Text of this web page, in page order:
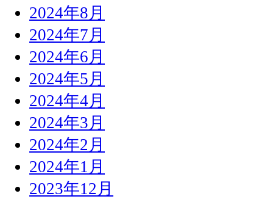
2024年8月
2024年7月
2024年6月
2024年5月
2024年4月
2024年3月
2024年2月
2024年1月
2023年12月